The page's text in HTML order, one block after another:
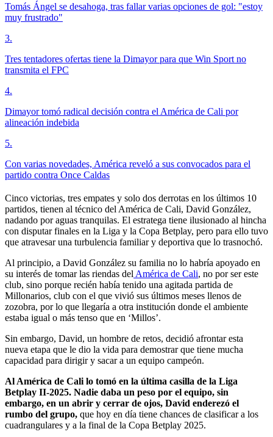
Tomás Ángel se desahoga, tras fallar varias opciones de gol: "estoy
muy frustrado"
3.
Tres tentadores ofertas tiene la Dimayor para que Win Sport no
transmita el FPC
4.
Dimayor tomó radical decisión contra el América de Cali por
alineación indebida
5.
Con varias novedades, América reveló a sus convocados para el
partido contra Once Caldas
Cinco victorias, tres empates y solo dos derrotas en los últimos 10
partidos, tienen al técnico del América de Cali, David González,
nadando por aguas tranquilas. El estratega tiene ilusionado al hincha
con disputar finales en la Liga y la Copa Betplay, pero para ello tuvo
que atravesar una turbulencia familiar y deportiva que lo trasnochó.
Al principio, a David González su familia no lo habría apoyado en
su interés de tomar las riendas del América de Cali, no por ser este
club, sino porque recién había tenido una agitada partida de
Millonarios, club con el que vivió sus últimos meses llenos de
zozobra, por lo que llegaría a otra institución donde el ambiente
estaba igual o más tenso que en ‘Millos’.
Sin embargo, David, un hombre de retos, decidió afrontar esta
nueva etapa que le dio la vida para demostrar que tiene mucha
capacidad para dirigir y sacar a un equipo campeón.
Al América de Cali lo tomó en la última casilla de la Liga
Betplay II-2025. Nadie daba un peso por el equipo, sin
embargo, en un abrir y cerrar de ojos, David enderezó el
rumbo del grupo, que hoy en día tiene chances de clasificar a los
cuadrangulares y a la final de la Copa Betplay 2025.